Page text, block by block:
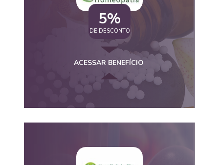
5%
DE DESCONTO
ACESSAR BENEFÍCIO